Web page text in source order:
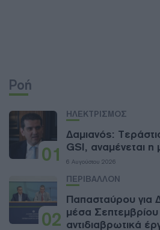
Ροή
01
ΗΛΕΚΤΡΙΣΜΟΣ
Δαμιανός:
GSI, αναμένεται
6 Αυγούστου 2026
02
ΠΕΡΙΒΑΛΛΟΝ
Παπασταύρου για
μέσα Σεπτεμβρίου
αντιδιαβρωτικά